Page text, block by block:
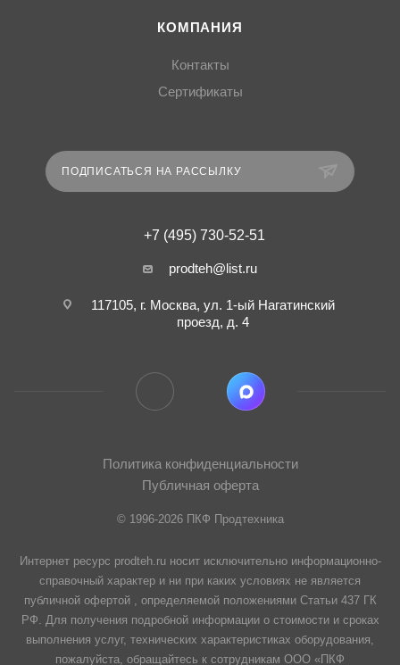
КОМПАНИЯ
Контакты
Сертификаты
ПОДПИСАТЬСЯ НА РАССЫЛКУ
+7 (495) 730-52-51
prodteh@list.ru
117105, г. Москва, ул. 1-ый Нагатинский
проезд, д. 4
Политика конфиденциальности
Публичная оферта
© 1996-2026 ПКФ Продтехника
Интернет ресурс prodteh.ru носит исключительно информационно-
справочный характер и ни при каких условиях не является
публичной офертой , определяемой положениями Статьи 437 ГК
РФ. Для получения подробной информации о стоимости и сроках
выполнения услуг, технических характеристиках оборудования,
пожалуйста, обращайтесь к сотрудникам ООО «ПКФ